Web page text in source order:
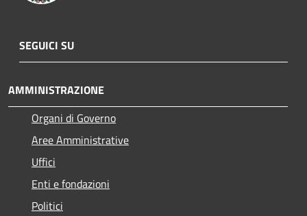
SEGUICI SU
AMMINISTRAZIONE
Organi di Governo
Aree Amministrative
Uffici
Enti e fondazioni
Politici